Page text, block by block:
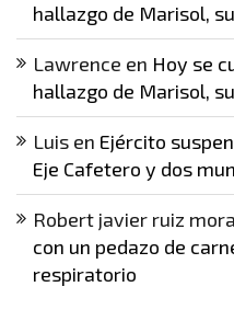
hallazgo de Marisol,
Lawrence en Hoy se
hallazgo de Marisol,
Luis en Ejército
Eje Cafetero y dos
Robert javier ruiz
con un pedazo de
respiratorio